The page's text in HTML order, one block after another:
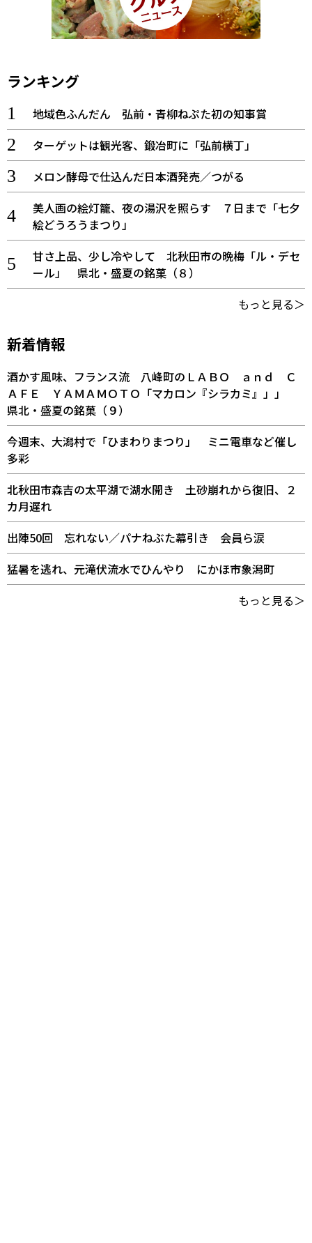
ランキング
地域色ふんだん 弘前・青柳ねぷた初の知事賞
ターゲットは観光客、鍛冶町に「弘前横丁」
メロン酵母で仕込んだ日本酒発売／つがる
美人画の絵灯籠、夜の湯沢を照らす ７日まで「七夕
絵どうろうまつり」
甘さ上品、少し冷やして 北秋田市の晩梅「ル・デセ
ール」 県北・盛夏の銘菓（８）
もっと見る＞
新着情報
酒かす風味、フランス流 八峰町のＬＡＢＯ ａｎｄ Ｃ
ＡＦＥ ＹＡＭＡＭＯＴＯ「マカロン『シラカミ』」」
県北・盛夏の銘菓（９）
今週末、大潟村で「ひまわりまつり」 ミニ電車など催し
多彩
北秋田市森吉の太平湖で湖水開き 土砂崩れから復旧、２
カ月遅れ
出陣50回 忘れない／パナねぶた幕引き 会員ら涙
猛暑を逃れ、元滝伏流水でひんやり にかほ市象潟町
もっと見る＞